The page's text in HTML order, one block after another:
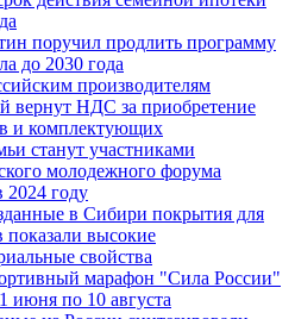
поручил продлить программу
до 2030 года
производителям
вернут НДС за приобретение
и комплектующих
станут участниками
молодежного форума
году
в Сибири покрытия для
показали высокие
свойства
марафон "Сила России"
июня по 10 августа